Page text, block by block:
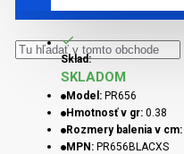
Sklad:
SKLADOM
Model: PR656
Hmotnosť v gr: 0.38
Rozmery balenia v cm:
MPN: PR656BLACXS